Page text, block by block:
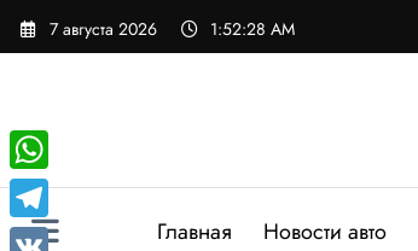
Перейти
7 августа 2026 1:52:29 AM
Главная Новости авто
WhatsApp
Telegram